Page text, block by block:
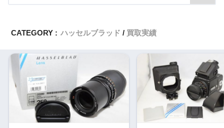
CATEGORY : ハッセルブラッド 買取実績